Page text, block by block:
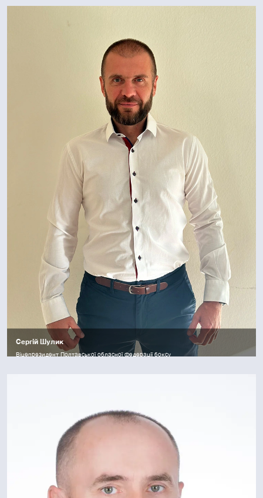
Сергій Шулик
Віцепрезидент Полтавської обласної федерації боксу